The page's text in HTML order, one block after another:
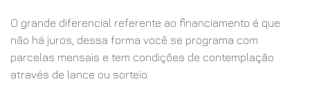
O grande diferencial referente ao financiamento é que
não há juros, dessa forma você se programa com
parcelas mensais e tem condições de contemplação
através de lance ou sorteio.